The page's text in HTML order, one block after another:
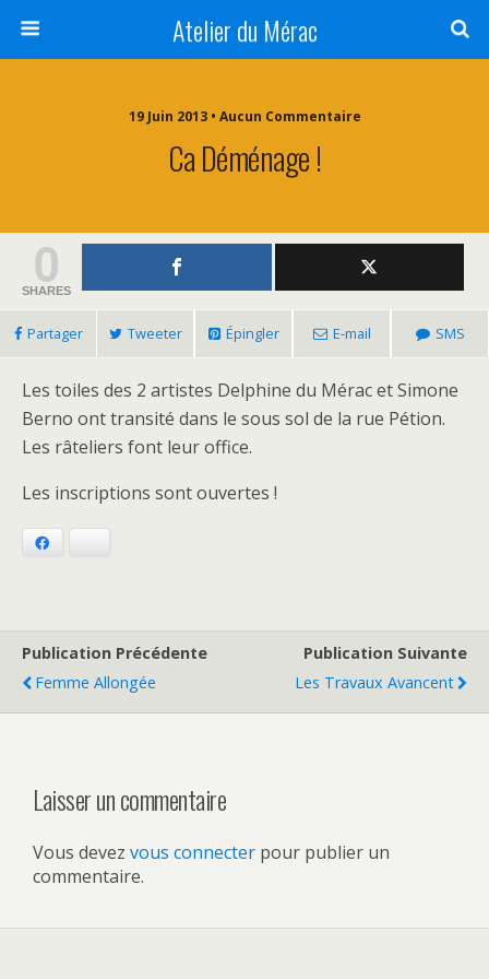
Atelier du Mérac
19 Juin 2013 • Aucun Commentaire
Ca Déménage !
0
SHARES
Partager Tweeter Épingler E-mail SMS
Les toiles des 2 artistes Delphine du Mérac et Simone
Berno ont transité dans le sous sol de la rue Pétion.
Les râteliers font leur office.
Les inscriptions sont ouvertes !
Publication Précédente
Femme Allongée
Publication Suivante
Les Travaux Avancent
Laisser un commentaire
Vous devez vous connecter pour publier un
commentaire.